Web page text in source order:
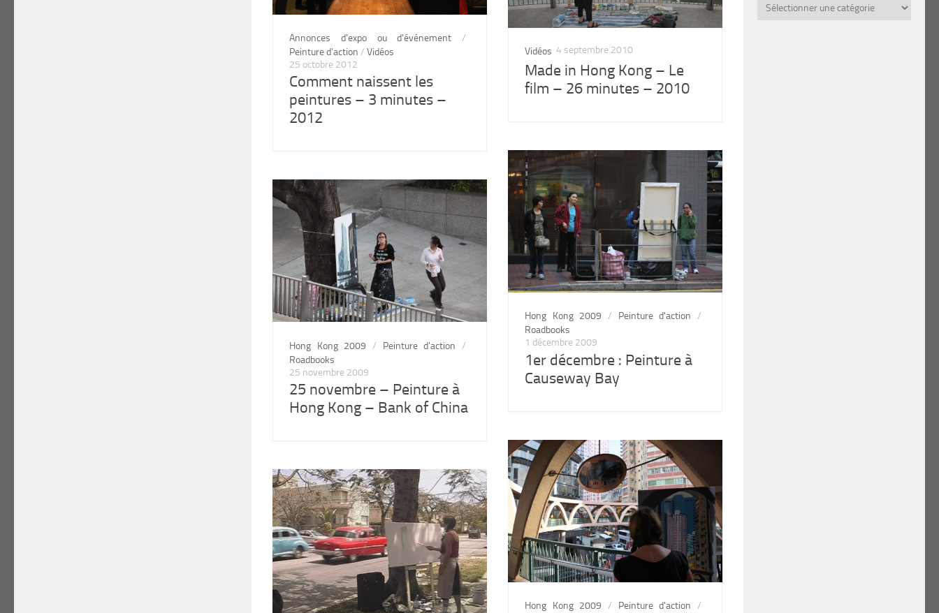
Annonces d'expo ou d'événement /
Peinture d'action / Vidéos
25 octobre 2012
Comment naissent les
peintures – 3 minutes –
2012
Vidéos 4 septembre 2010
Made in Hong Kong – Le
film – 26 minutes – 2010
Hong Kong 2009 / Peinture d'action /
Roadbooks
1 décembre 2009
1er décembre : Peinture à
Causeway Bay
Hong Kong 2009 / Peinture d'action /
Roadbooks
25 novembre 2009
25 novembre – Peinture à
Hong Kong – Bank of China
Hong Kong 2009 / Peinture d'action /
par